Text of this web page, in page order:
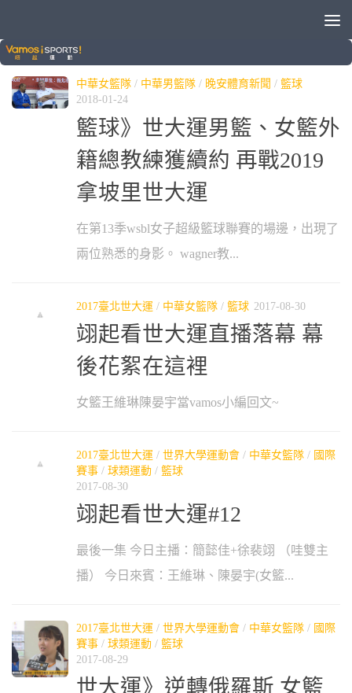
分類：中華女籃隊
中華女籃隊 / 中華男籃隊 / 晚安體育新聞 / 籃球
2018-01-24
籃球》世大運男籃、女籃外
籍總教練獲續約 再戰2019
拿坡里世大運
在第13季wsbl女子超級籃球聯賽的場邊，出現了
兩位熟悉的身影。 wagner教...
2017臺北世大運 / 中華女籃隊 / 籃球 2017-08-30
翊起看世大運直播落幕 幕
後花絮在這裡
女籃王維琳陳晏宇當vamos小編回文~
2017臺北世大運 / 世界大學運動會 / 中華女籃隊 / 國際
賽事 / 球類運動 / 籃球
2017-08-30
翊起看世大運#12
最後一集 今日主播：簡懿佳+徐裴翊 （哇雙主
播） 今日來賓：王維琳、陳晏宇(女籃...
2017臺北世大運 / 世界大學運動會 / 中華女籃隊 / 國際
賽事 / 球類運動 / 籃球
2017-08-29
世大運》逆轉俄羅斯 女籃